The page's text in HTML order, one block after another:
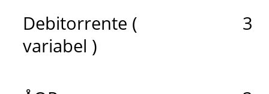
Debitorrente (
variabel )